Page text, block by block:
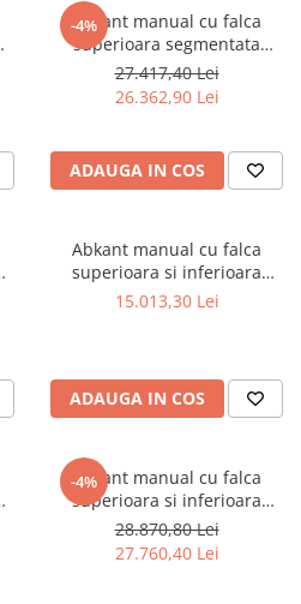
cap
CNC
-4%
Abkant manual cu falca
superioara segmentata
Bernardo TB 2060
27.417,40 Lei
26.362,90 Lei
ADAUGA IN COS
Abkant manual cu falca
superioara si inferioara
segmentate Bernardo TBS
15.013,30 Lei
ADAUGA IN COS
-4%
Abkant manual cu falca
superioara si inferioara
segmentate Bernardo TBS
2060
28.870,80 Lei
27.760,40 Lei